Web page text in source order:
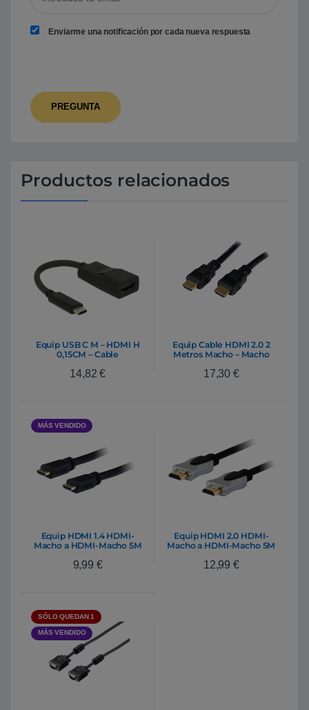
Enviarme una notificación por cada nueva respuesta
Productos relacionados
Equip USB C M – HDMI H
0,15CM – Cable
14,82€
Equip Cable HDMI 2.0 2
Metros Macho – Macho
17,30 €
MÁS VENDIDO
Equip HDMI 1.4 HDMI-
Macho a HDMI-Macho 5M
9,99 €
Equip HDMI 2.0 HDMI-
Macho a HDMI-Macho 5M
12,99 €
SÓLO QUEDAN 1
MÁS VENDIDO